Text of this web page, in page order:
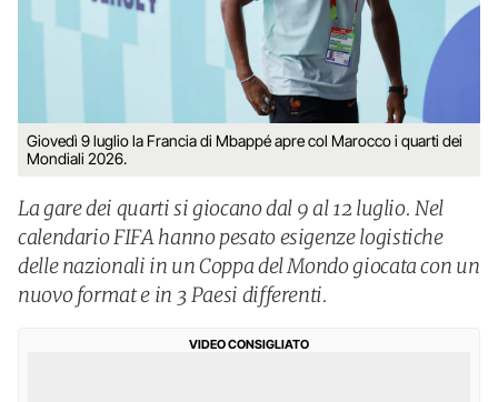
Giovedì 9 luglio la Francia di Mbappé apre col Marocco i quarti dei
Mondiali 2026.
La gare dei quarti si giocano dal 9 al 12 luglio. Nel
calendario FIFA hanno pesato esigenze logistiche
delle nazionali in un Coppa del Mondo giocata con un
nuovo format e in 3 Paesi differenti.
VIDEO CONSIGLIATO